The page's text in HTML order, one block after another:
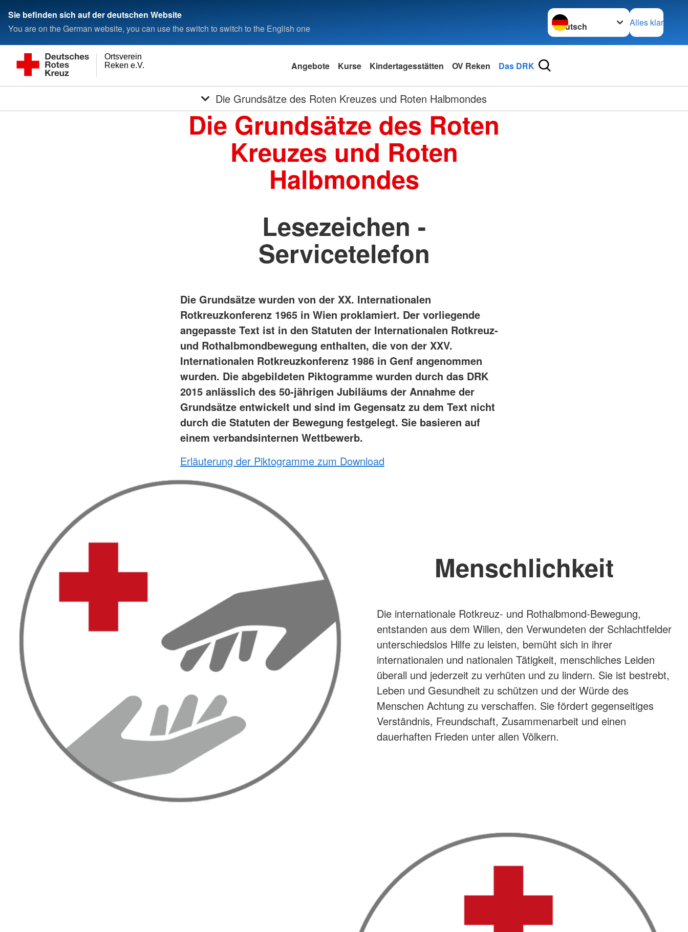
Sie befinden sich auf der deutschen Website
You are on the German website, you can use the switch to switch to the English one
Sprache wechseln zu
Alles klar
Reken e.V.
Ortsverein
Angebote Kurse Kindertagesstätten OV Reken Das DRK
Die Grundsätze des Roten Kreuzes und Roten Halbmondes
Die Grundsätze des Roten
Kreuzes und Roten
Halbmondes
Lesezeichen -
Servicetelefon
Die Grundsätze wurden von der XX. Internationalen
Rotkreuzkonferenz 1965 in Wien proklamiert. Der vorliegende
angepasste Text ist in den Statuten der Internationalen Rotkreuz-
und Rothalbmondbewegung enthalten, die von der XXV.
Internationalen Rotkreuzkonferenz 1986 in Genf angenommen
wurden. Die abgebildeten Piktogramme wurden durch das DRK
2015 anlässlich des 50-jährigen Jubiläums der Annahme der
Grundsätze entwickelt und sind im Gegensatz zu dem Text nicht
durch die Statuten der Bewegung festgelegt. Sie basieren auf
einem verbandsinternen Wettbewerb.
Erläuterung der Piktogramme zum Download
Menschlichkeit
Die internationale Rotkreuz- und Rothalbmond-Bewegung,
entstanden aus dem Willen, den Verwundeten der Schlachtfelder
unterschiedslos Hilfe zu leisten, bemüht sich in ihrer
internationalen und nationalen Tätigkeit, menschliches Leiden
überall und jederzeit zu verhüten und zu lindern. Sie ist bestrebt,
Leben und Gesundheit zu schützen und der Würde des
Menschen Achtung zu verschaffen. Sie fördert gegenseitiges
Verständnis, Freundschaft, Zusammenarbeit und einen
dauerhaften Frieden unter allen Völkern.